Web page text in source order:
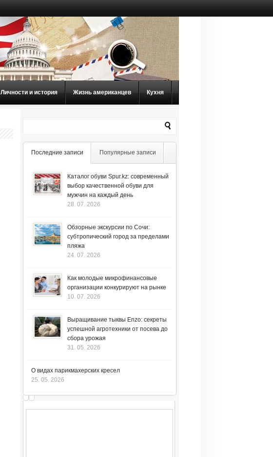
Личности и история Жизнь американцев Кухня
Последние записи Популярные записи
Каталог обуви Spur.kz: современный
выбор качественной обуви для
мужчин на каждый день
28. 07. 2026
Обзорные экскурсии по Сочи:
субтропический город за пределами
пляжа
24. 07. 2026
Как молодые микрофинансовые
организации конкурируют на рынке
10. 07. 2026
Выращивание тыквы Enzo: секреты
успешной агротехники от посева до
сбора урожая
31. 05. 2026
О видах парикмахерских кресел
25. 05. 2026